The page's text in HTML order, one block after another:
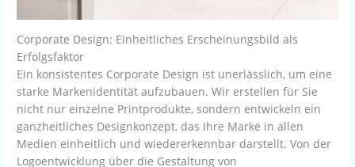
Corporate Design: Einheitliches Erscheinungsbild als
Erfolgsfaktor
Ein konsistentes Corporate Design ist unerlässlich, um eine
starke Markenidentität aufzubauen. Wir erstellen für Sie
nicht nur einzelne Printprodukte, sondern entwickeln ein
ganzheitliches Designkonzept, das Ihre Marke in allen
Medien einheitlich und wiedererkennbar darstellt. Von der
Logoentwicklung über die Gestaltung von